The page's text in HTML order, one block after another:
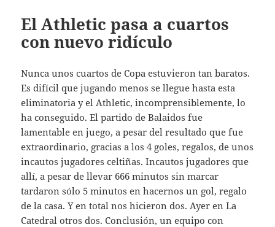
El Athletic pasa a cuartos
con nuevo ridículo
Nunca unos cuartos de Copa estuvieron tan baratos.
Es difícil que jugando menos se llegue hasta esta
eliminatoria y el Athletic, incomprensiblemente, lo
ha conseguido. El partido de Balaidos fue
lamentable en juego, a pesar del resultado que fue
extraordinario, gracias a los 4 goles, regalos, de unos
incautos jugadores celtiñas. Incautos jugadores que
allí, a pesar de llevar 666 minutos sin marcar
tardaron sólo 5 minutos en hacernos un gol, regalo
de la casa. Y en total nos hicieron dos. Ayer en La
Catedral otros dos. Conclusión, un equipo con